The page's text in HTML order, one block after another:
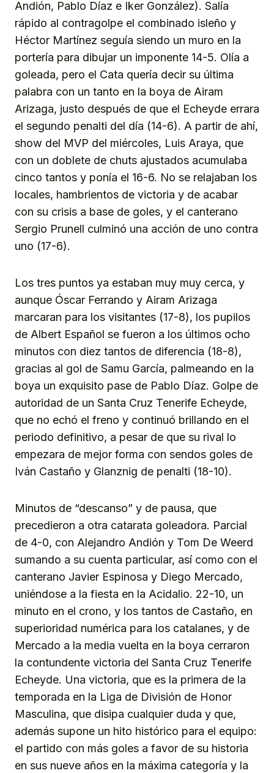
Andión, Pablo Díaz e Iker González). Salía
rápido al contragolpe el combinado isleño y
Héctor Martínez seguía siendo un muro en la
portería para dibujar un imponente 14-5. Olía a
goleada, pero el Cata quería decir su última
palabra con un tanto en la boya de Airam
Arizaga, justo después de que el Echeyde errara
el segundo penalti del día (14-6). A partir de ahí,
show del MVP del miércoles, Luis Araya, que
con un doblete de chuts ajustados acumulaba
cinco tantos y ponía el 16-6. No se relajaban los
locales, hambrientos de victoria y de acabar
con su crisis a base de goles, y el canterano
Sergio Prunell culminó una acción de uno contra
uno (17-6).
Los tres puntos ya estaban muy muy cerca, y
aunque Óscar Ferrando y Airam Arizaga
marcaran para los visitantes (17-8), los pupilos
de Albert Español se fueron a los últimos ocho
minutos con diez tantos de diferencia (18-8),
gracias al gol de Samu García, palmeando en la
boya un exquisito pase de Pablo Díaz. Golpe de
autoridad de un Santa Cruz Tenerife Echeyde,
que no echó el freno y continuó brillando en el
periodo definitivo, a pesar de que su rival lo
empezara de mejor forma con sendos goles de
Iván Castaño y Glanznig de penalti (18-10).
Minutos de “descanso” y de pausa, que
precedieron a otra catarata goleadora. Parcial
de 4-0, con Alejandro Andión y Tom De Weerd
sumando a su cuenta particular, así como con el
canterano Javier Espinosa y Diego Mercado,
uniéndose a la fiesta en la Acidalio. 22-10, un
minuto en el crono, y los tantos de Castaño, en
superioridad numérica para los catalanes, y de
Mercado a la media vuelta en la boya cerraron
la contundente victoria del Santa Cruz Tenerife
Echeyde. Una victoria, que es la primera de la
temporada en la Liga de División de Honor
Masculina, que disipa cualquier duda y que,
además supone un hito histórico para el equipo:
el partido con más goles a favor de su historia
en sus nueve años en la máxima categoría y la